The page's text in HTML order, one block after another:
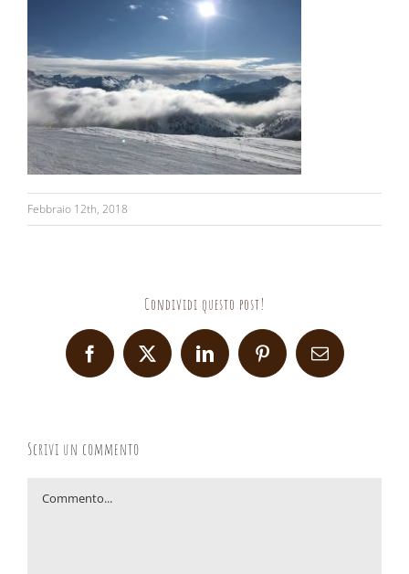
Febbraio 12th, 2018
Condividi questo post!
Facebook
X LinkedInPinterestEmail
Scrivi un commento